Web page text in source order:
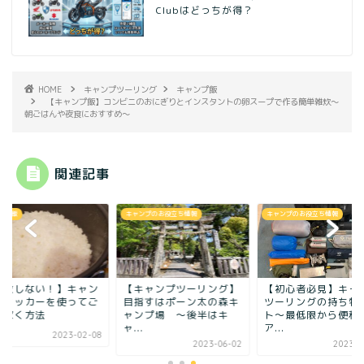
Clubはどっちが得？
HOME キャンプツーリング
キャンプ飯
【キャンプ飯】コンビニのおにぎりとインスタントの卵スープで作る簡単雑炊～
朝ごはんや夜食におすすめ～
関連記事
プ飯
敗しない！】キャン
クッカーを使ってご
炊く方法
2023-02-08
キャンプのお役立ち情報
【キャンプツーリング】
目指すはポーン太の森キ
ャンプ場 ～後半はキ
ャ...
2023-06-02
キャンプのお役立ち情報
【初心者必見】キャ
ツーリングの持ち物
ト〜最低限から便利
ア...
2023-